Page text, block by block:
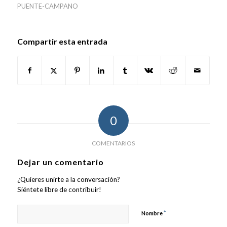
PUENTE-CAMPANO
Compartir esta entrada
0
COMENTARIOS
Dejar un comentario
¿Quieres unirte a la conversación?
Siéntete libre de contribuir!
Nombre*